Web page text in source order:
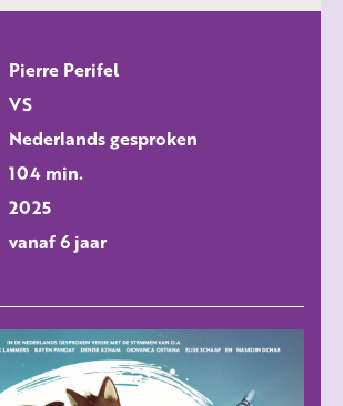
Pierre Perifel
VS
Nederlands gesproken
104 min.
2025
vanaf 6 jaar